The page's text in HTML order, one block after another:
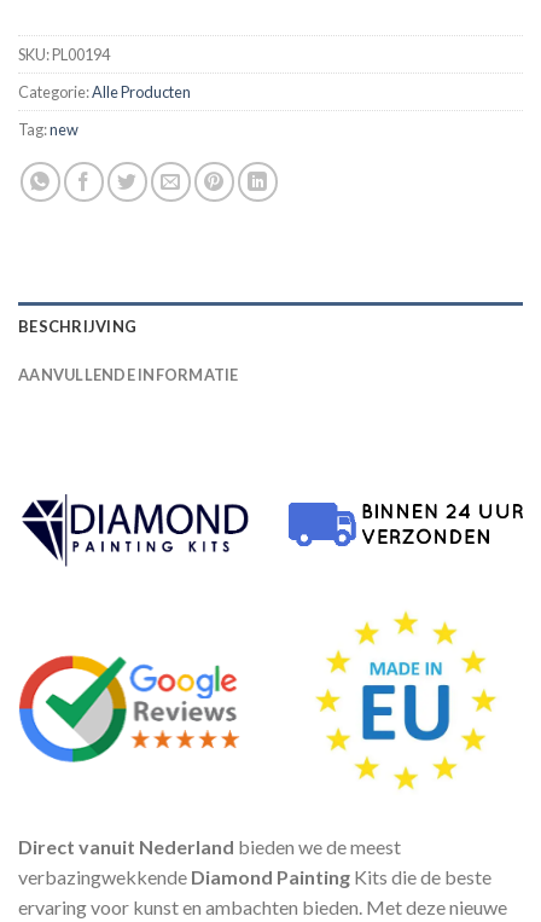
SKU:PL00194
Categorie:Alle Producten
Tag:new
BESCHRIJVING
AANVULLENDE INFORMATIE
Direct vanuit Nederland bieden we de meest
verbazingwekkende Diamond Painting Kits die de beste
ervaring voor kunst en ambachten bieden. Met deze nieuwe